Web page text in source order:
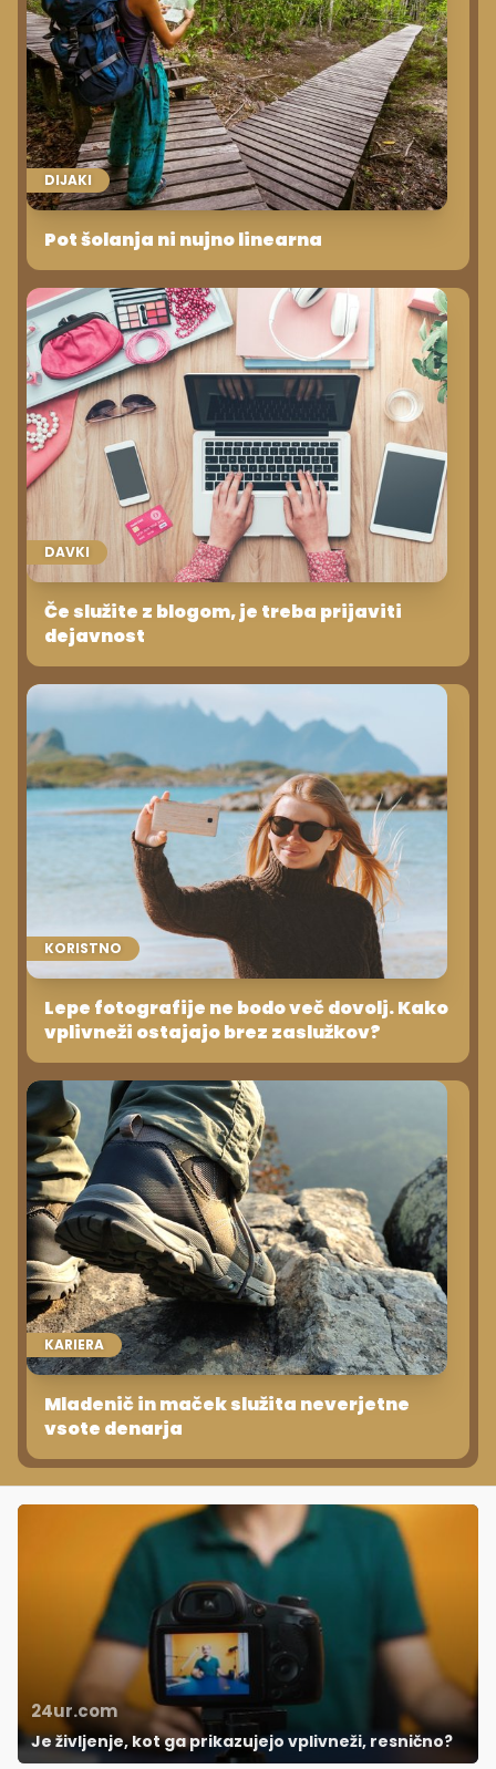
DIJAKI
Pot šolanja ni nujno linearna
DAVKI
Če služite z blogom, je treba prijaviti
dejavnost
KORISTNO
Lepe fotografije ne bodo več dovolj. Kako
vplivneži ostajajo brez zaslužkov?
KARIERA
Mladenič in maček služita neverjetne
vsote denarja
24ur.com
Je življenje, kot ga prikazujejo vplivneži, resnično?